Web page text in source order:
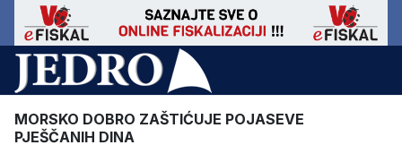
MORSKO DOBRO ZAŠTIĆUJE POJASEVE
PJEŠČANIH DINA